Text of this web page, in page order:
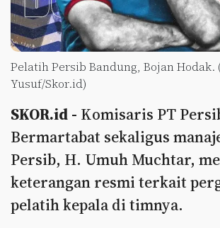
Pelatih Persib Bandung, Bojan Hodak.
Yusuf/Skor.id)
SKOR.id - Komisaris PT
Bermartabat sekaligus
Persib, H. Umuh Muchtar,
keterangan resmi terkait
pelatih kepala di timnya.